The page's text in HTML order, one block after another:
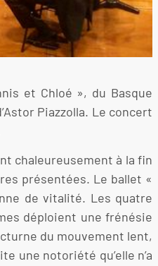
et Chloé », du Basque
Piazzolla. Le concert
chaleureusement à la fin
présentées. Le ballet «
de vitalité. Les quatre
déploient une frénésie
du mouvement lent,
une notoriété qu’elle n’a